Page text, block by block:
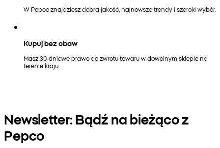
W Pepco znajdziesz dobrą jakość, najnowsze trendy i szeroki wybór.
Kupuj bez obaw
Masz 30-dniowe prawo do zwrotu towaru w dowolnym sklepie na
terenie kraju.
Newsletter: Bądź na bieżąco z
Pepco